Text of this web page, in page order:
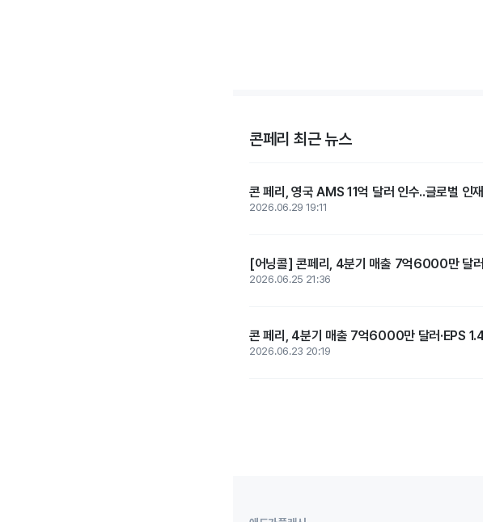
콘페리 최근 뉴스
콘 페리, 영국 AMS 11억 달러 인수..글로벌 인
2026.06.29 19:11
[어닝콜] 콘페리, 4분기 매출 7억6000만 달러
2026.06.25 21:36
콘 페리, 4분기 매출 7억6000만 달러·EPS
2026.06.23 20:19